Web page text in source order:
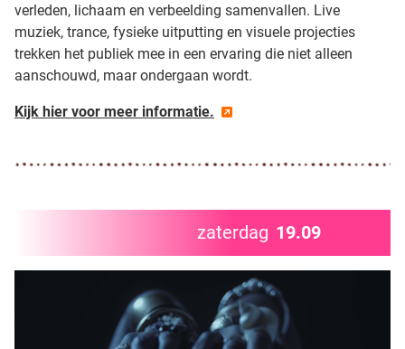
verleden, lichaam en verbeelding samenvallen. Live
muziek, trance, fysieke uitputting en visuele projecties
trekken het publiek mee in een ervaring die niet alleen
aanschouwd, maar ondergaan wordt.
Kijk hier voor meer informatie.
zaterdag 19.09